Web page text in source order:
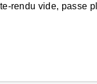
rendu vide, passe